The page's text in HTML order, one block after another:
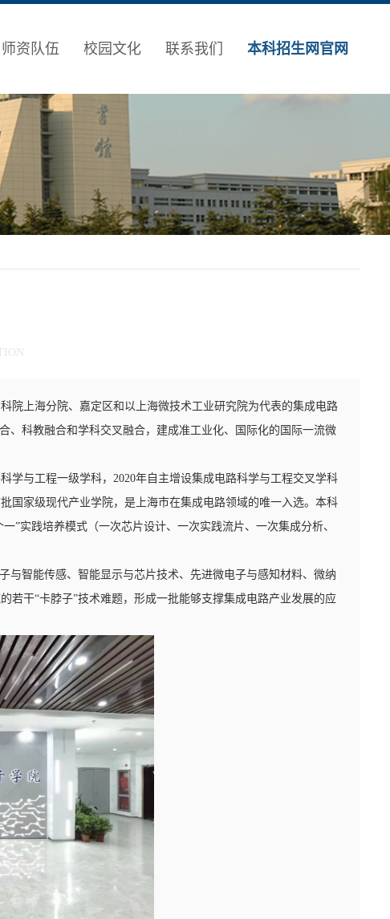
师资队伍 校园文化 联系我们 本科招生网官网
院上海分院、嘉定区和以上海微技术工业研究院为代表的集成电路
、科教融合和学科交叉融合，建成准工业化、国际化的国际一流微
学与工程一级学科，2020年自主增设集成电路科学与工程交叉学科
国家级现代产业学院，是上海市在集成电路领域的唯一入选。本科
”实践培养模式（一次芯片设计、一次实践流片、一次集成分析、
与智能传感、智能显示与芯片技术、先进微电子与感知材料、微纳
若干“卡脖子”技术难题，形成一批能够支撑集成电路产业发展的应